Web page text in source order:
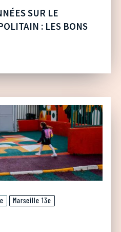
SUR LE
: LES BONS
Marseille 13e